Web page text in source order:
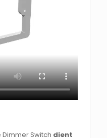
Switch dient